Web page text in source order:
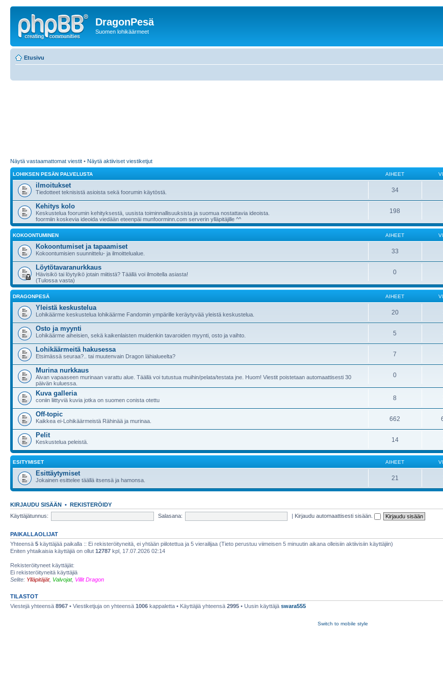
DragonPesä
Suomen lohikäärmeet
Etusivu
Näytä vastaamattomat viestit • Näytä aktiiviset viestiketjut
LOHIKSEN PESÄN PALVELUSTA AIHEET
ilmoitukset
Tiedotteet teknisistä asioista sekä foorumin käytöstä. 34
Kehitys kolo
Keskustelua foorumin kehityksestä, uusista toiminnallisuuksista ja suomua nostattavia ideoista.
foormiin koskevia ideoida viedään eteenpäi munfoorminn.com serverin ylläpitäjille ^^
198
KOKOONTUMINEN AIHEET
Kokoontumiset ja tapaamiset
Kokoontumisien suunnittelu- ja ilmoittelualue. 33
Löytötavaranurkkaus
Hävisikö tai löytyikö jotain miitistä? Täällä voi ilmoitella asiasta!
(Tulossa vasta)
0
DRAGONPESÄ AIHEET
Yleistä keskustelua
Lohikäärme keskustelua lohikäärme Fandomin ympärille keräytyvää yleistä keskustelua. 20
Osto ja myynti
Lohikäärme aiheisien, sekä kaikenlaisten muidenkin tavaroiden myynti, osto ja vaihto. 5
Lohikäärmeitä hakusessa
Etsimässä seuraa?.. tai muutenvain Dragon lähialueelta? 7
Murina nurkkaus
Aivan vapaaseen murinaan varattu alue. Täällä voi tutustua muihin/pelata/testata jne. Huom! Viestit poistetaan automaattisesti 30
päivän kuluessa.
0
Kuva galleria
coniin liittyviä kuvia jotka on suomen conista otettu 8
Off-topic
Kaikkea ei-Lohikäärmeistä Rähinää ja murinaa. 662
Pelit
Keskustelua peleistä. 14
ESITYMISET AIHEET
Esittäytymiset
Jokainen esittelee täällä itsensä ja hamonsa. 21
KIRJAUDU SISÄÄN • REKISTERÖIDY
Käyttäjätunnus:
Salasana: | Kirjaudu automaattisesti sisään.
PAIKALLAOLIJAT
Yhteensä 5 käyttäjää paikalla :: Ei rekisteröityneitä, ei yhtään piilotettua ja 5 vierailijaa (Tieto perustuu viimeisen 5 minuutin aikana olleisiin aktiivisiin käyttäjiin)
Eniten yhtaikaisia käyttäjiä on ollut 12787 kpl, 17.07.2026 02:14
Rekisteröityneet käyttäjät:
Ei rekisteröityneitä käyttäjiä
Selite: Ylläpitäjät, Valvojat, Villit Dragon
TILASTOT
Viestejä yhteensä 8967 • Viestiketjuja on yhteensä 1006 kappaletta • Käyttäjiä yhteensä 2995 • Uusin käyttäjä swara555
Switch to mobile style